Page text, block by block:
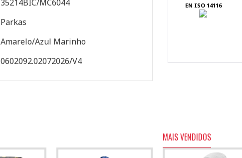
35214BIC/MC6044
Parkas
Amarelo/Azul Marinho
0602092.02072026/V4
EN ISO 14116
MAIS VENDIDOS